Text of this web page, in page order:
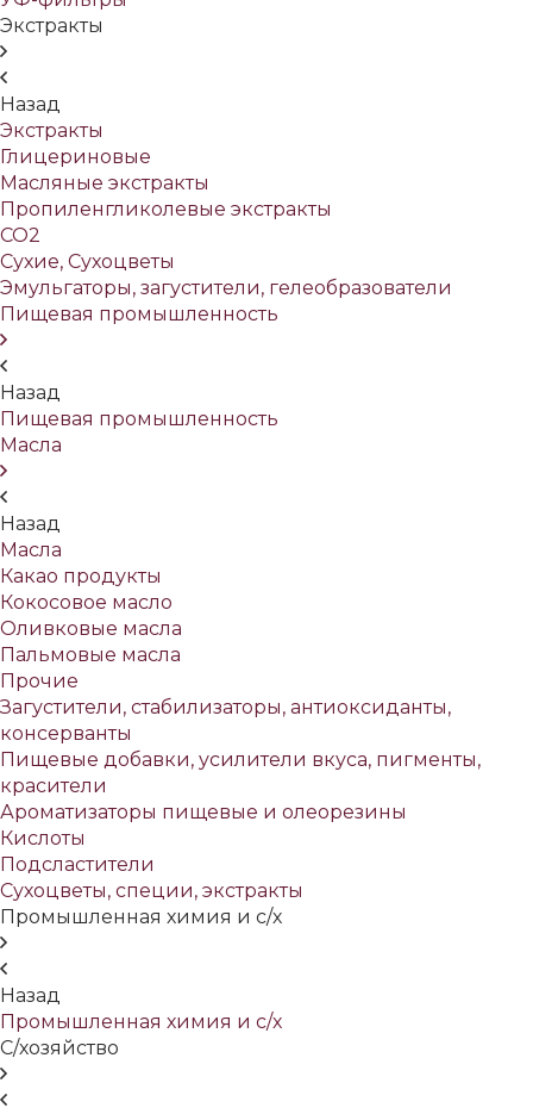
Экстракты
Назад
Экстракты
Глицериновые
Масляные экстракты
Пропиленгликолевые экстракты
СО2
Сухие, Сухоцветы
Эмульгаторы, загустители, гелеобразователи
Пищевая промышленность
Назад
Пищевая промышленность
Масла
Назад
Масла
Какао продукты
Кокосовое масло
Оливковые масла
Пальмовые масла
Прочие
Загустители, стабилизаторы, антиоксиданты,
консерванты
Пищевые добавки, усилители вкуса, пигменты,
красители
Ароматизаторы пищевые и олеорезины
Кислоты
Подсластители
Сухоцветы, специи, экстракты
Промышленная химия и с/х
Назад
Промышленная химия и с/х
С/хозяйство